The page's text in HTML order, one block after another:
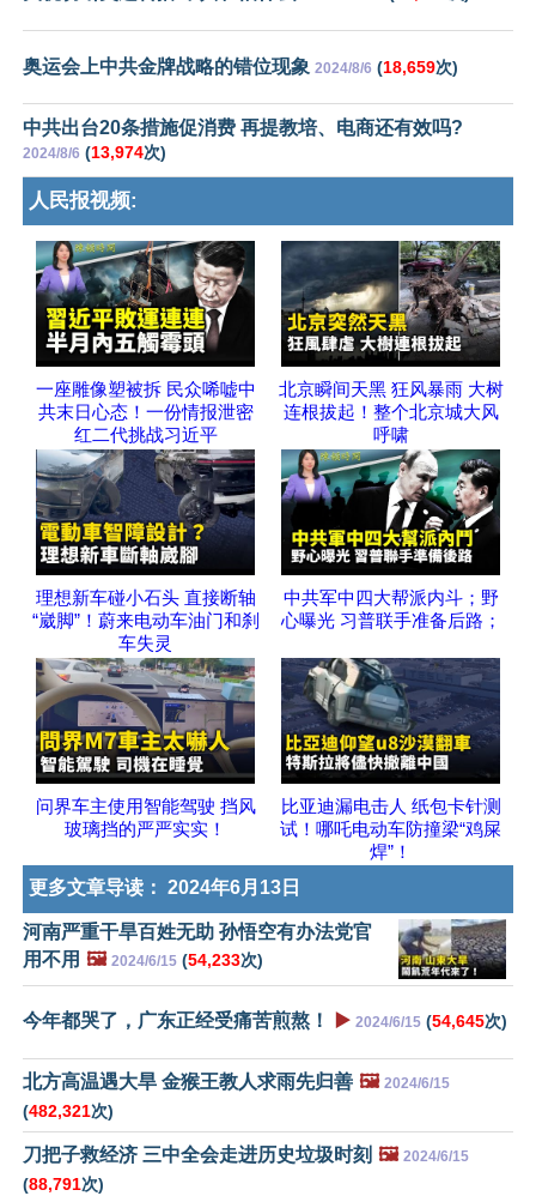
奥运会上中共金牌战略的错位现象 2024/8/6 (18,659次)
中共出台20条措施促消费 再提教培、电商还有效吗?
2024/8/6 (13,974次)
人民报视频:
一座雕像塑被拆 民众唏嘘中
共末日心态！一份情报泄密
红二代挑战习近平
北京瞬间天黑 狂风暴雨 大树
连根拔起！整个北京城大风
呼啸
理想新车碰小石头 直接断轴
“崴脚”！蔚来电动车油门和刹
车失灵
中共军中四大帮派内斗；野
心曝光 习普联手准备后路；
问界车主使用智能驾驶 挡风
玻璃挡的严严实实！
比亚迪漏电击人 纸包卡针测
试！哪吒电动车防撞梁“鸡屎
焊”！
更多文章导读： 2024年6月13日
河南严重干旱百姓无助 孙悟空有办法党官
用不用 🖼️ 2024/6/15 (54,233次)
今年都哭了，广东正经受痛苦煎熬！ ▶️ 2024/6/15 (54,645次)
北方高温遇大旱 金猴王教人求雨先归善 🖼️ 2024/6/15
(482,321次)
刀把子救经济 三中全会走进历史垃圾时刻 🖼️ 2024/6/15
(88,791次)